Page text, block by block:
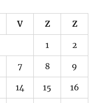
V Z Z
1 2
7 8 9
14 15 16